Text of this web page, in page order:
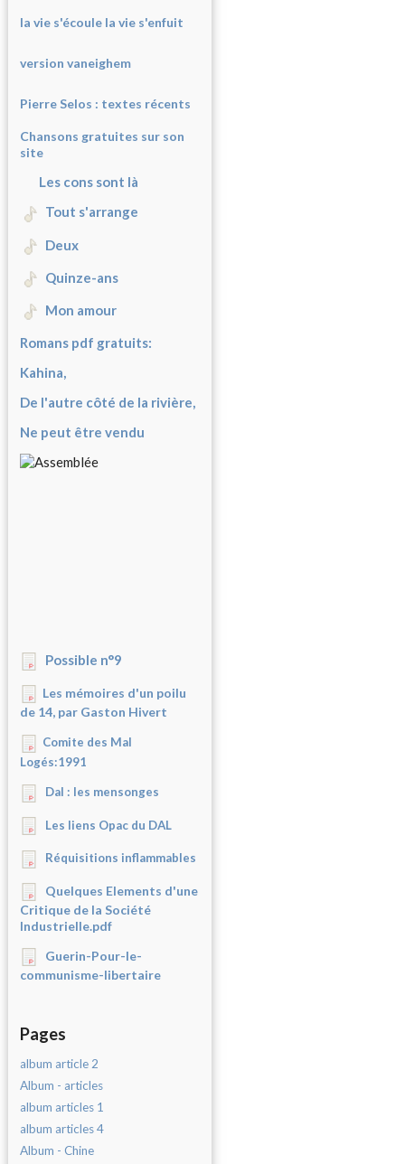
la vie s'écoule la vie s'enfuit
version vaneighem
Pierre Selos : textes récents
Chansons gratuites sur son
site
Les cons sont là
Tout s'arrange
Deux
Quinze-ans
Mon amour
Romans pdf gratuits:
Kahina,
De l'autre côté de la rivière,
Ne peut être vendu
Possible n°9
Les mémoires d'un poilu
de 14, par Gaston Hivert
Comite des Mal
Logés:1991
Dal : les mensonges
Les liens Opac du DAL
Réquisitions inflammables
Quelques Elements d'une
Critique de la Société
Industrielle.pdf
Guerin-Pour-le-
communisme-libertaire
Pages
album article 2
Album - articles
album articles 1
album articles 4
Album - Chine